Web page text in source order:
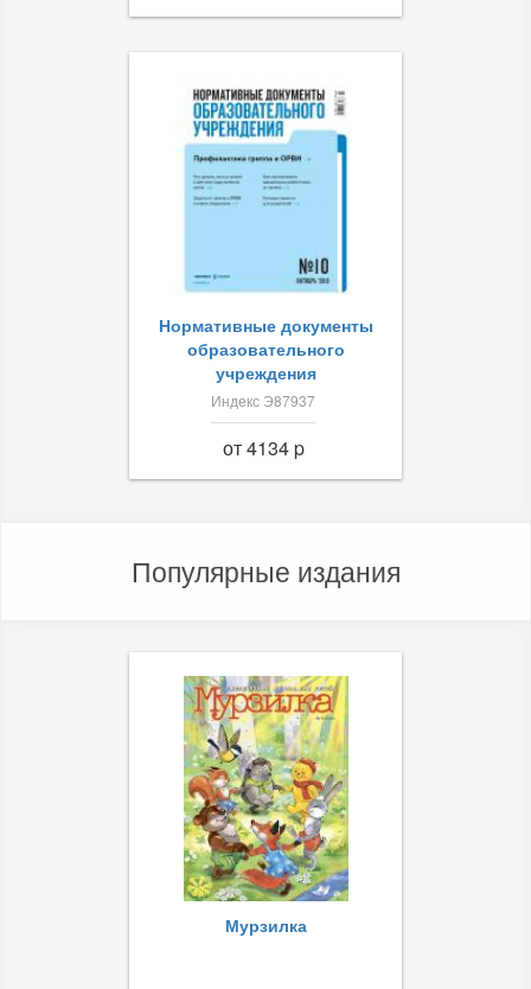
Нормативные документы
образовательного
учреждения
Индекс Э87937
от 4134 p
Популярные издания
Мурзилка